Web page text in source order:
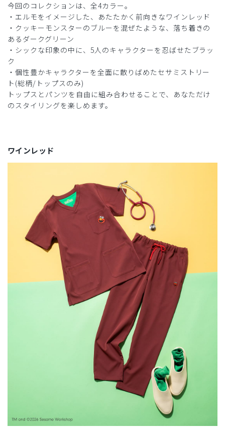
今回のコレクションは、全4カラー。
・エルモをイメージした、あたたかく前向きなワインレッド
・クッキーモンスターのブルーを混ぜたような、落ち着きの
あるダークグリーン
・シックな印象の中に、5人のキャラクターを忍ばせたブラッ
ク
・個性豊かキャラクターを全面に散りばめたセサミストリー
ト(総柄/トップスのみ)
トップスとパンツを自由に組み合わせることで、あなただけ
のスタイリングを楽しめます。
ワインレッド